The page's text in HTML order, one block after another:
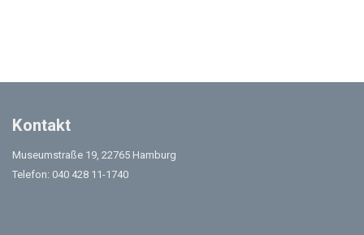
Kontakt
Museumstraße 19, 22765 Hamburg
Telefon: 040 428 11-1740